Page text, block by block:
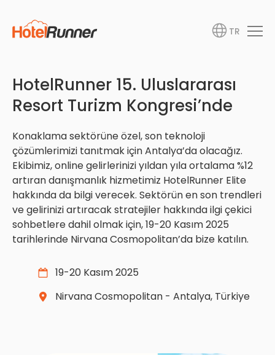
TR
HotelRunner 15. Uluslararası
Resort Turizm Kongresi’nde
Konaklama sektörüne özel, son teknoloji
çözümlerimizi tanıtmak için Antalya’da olacağız.
Ekibimiz, online gelirlerinizi yıldan yıla ortalama %12
artıran danışmanlık hizmetimiz HotelRunner Elite
hakkında da bilgi verecek. Sektörün en son trendleri
ve gelirinizi artıracak stratejiler hakkında ilgi çekici
sohbetlere dahil olmak için, 19-20 Kasım 2025
tarihlerinde Nirvana Cosmopolitan’da bize katılın.
19-20 Kasım 2025
Nirvana Cosmopolitan - Antalya, Türkiye